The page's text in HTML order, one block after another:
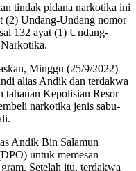
tindak pidana narkotika ini
(2) Undang-Undang nomor
132 ayat (1) Undang-
Minggu (25/9/2022)
alias Andik dan terdakwa
tahanan Kepolisian Resor
narkotika jenis sabu-
Andik Bin Salamun
untuk memesan
Setelah itu, terdakwa